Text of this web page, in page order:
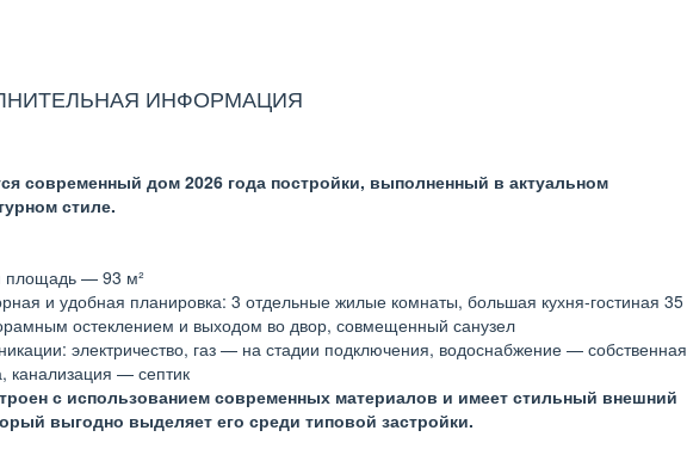
ИНФОРМАЦИЯ
современный дом 2026 года постройки, выполненный в актуальном
стиле.
площадь — 93 м²
и удобная планировка: 3 отдельные жилые комнаты, большая кухня-гостиная 35
остеклением и выходом во двор, совмещенный санузел
электричество, газ — на стадии подключения, водоснабжение — собственная
канализация — септик
с использованием современных материалов и имеет стильный внешний
выгодно выделяет его среди типовой застройки.